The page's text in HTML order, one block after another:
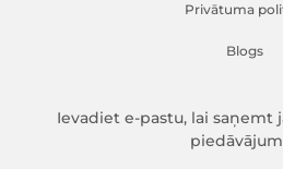
Privātuma
Blogs
Ievadiet e-pastu, lai saņemt